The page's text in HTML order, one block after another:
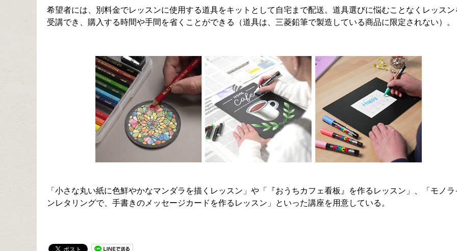
希望者には、別料金でレッスンに使用する道具をキットとして自宅まで配送。道具選びに悩むことなくレッスン
受講でき、購入する時間や手間を省くことができる（道具は、三菱鉛筆で製造している商品に限定されない）。
「小さな丸い紙に色鮮やかなマンダラを描くレッスン」や「『おうちカフェ看板』を作るレッスン」、「モノラ
ンレタリングで、手書きのメッセージカードを作るレッスン」といった講座を用意している。